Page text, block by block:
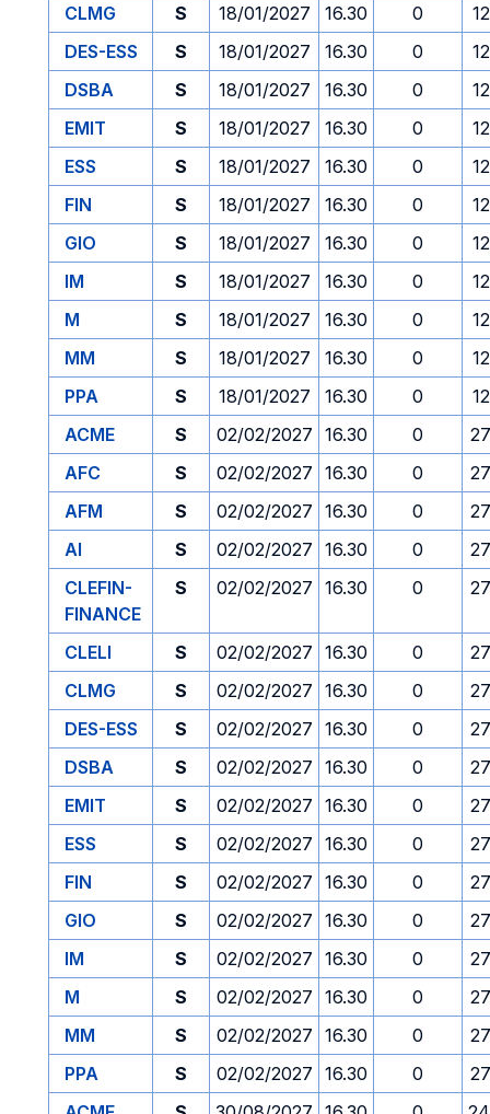
CLMG
S 18/01/2027 16.30 0
DES-ESS
S 18/01/2027 16.30 0
DSBA
S 18/01/2027 16.30 0
EMIT
S 18/01/2027 16.30 0
ESS
S 18/01/2027 16.30 0
FIN
S 18/01/2027 16.30 0
GIO
S 18/01/2027 16.30 0
IM
S 18/01/2027 16.30 0
M
S 18/01/2027 16.30 0
MM
S 18/01/2027 16.30 0
PPA
S 18/01/2027 16.30 0
ACME
S 02/02/2027 16.30 0
AFC
S 02/02/2027 16.30 0
AFM
S 02/02/2027 16.30 0
AI
S 02/02/2027 16.30 0
CLEFIN-
FINANCE
S 02/02/2027 16.30 0
CLELI S 02/02/2027 16.30 0
CLMG
S 02/02/2027 16.30 0
DES-ESS
S 02/02/2027 16.30 0
DSBA
S 02/02/2027 16.30 0
EMIT
S 02/02/2027 16.30 0
ESS
S 02/02/2027 16.30 0
FIN
S 02/02/2027 16.30 0
GIO
S 02/02/2027 16.30 0
IM
S 02/02/2027 16.30 0
M
S 02/02/2027 16.30 0
MM
S 02/02/2027 16.30 0
PPA
S 02/02/2027 16.30 0